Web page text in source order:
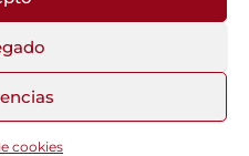
cookies
Blog
|Tema:Head Blog